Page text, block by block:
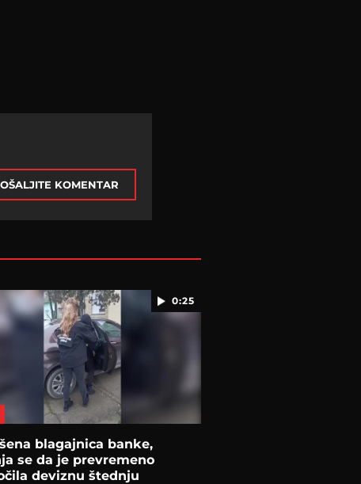
KOMENTAR
0:25
blagajnica banke,
se da je prevremeno
deviznu štednju